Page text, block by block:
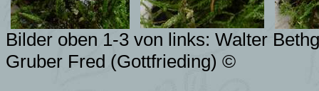
Bilder oben 1-3 von links: Walter
Gruber Fred (Gottfrieding) ©